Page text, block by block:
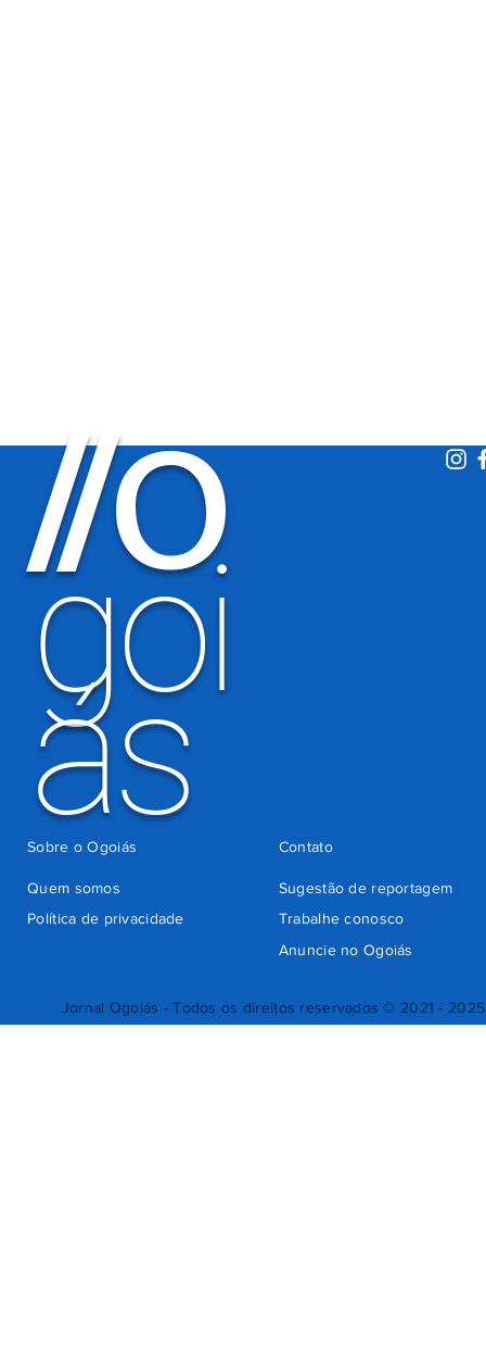
Jornal Ogoiás - Todos os direitos reservados © 2021 - 2025
//O
goi
ás
Quem somos
Sugestão de reportagem
Trabalhe conosco
Política de privacidade
Anuncie no Ogoiás
Contato
Sobre o Ogoiás